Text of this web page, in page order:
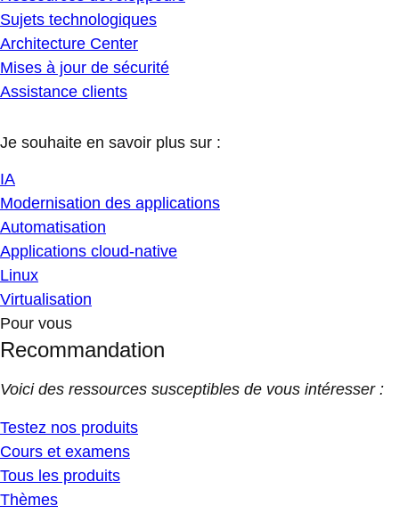
Sujets technologiques
Architecture Center
Mises à jour de sécurité
Assistance clients
Je souhaite en savoir plus sur :
IA
Modernisation des applications
Automatisation
Applications cloud-native
Linux
Virtualisation
Pour vous
Recommandation
Voici des ressources susceptibles de vous intéresser :
Testez nos produits
Cours et examens
Tous les produits
Thèmes